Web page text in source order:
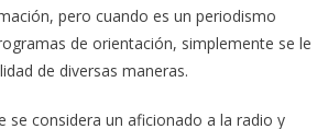
pero cuando es un periodismo
de orientación, simplemente se le
de diversas maneras.
se considera un aficionado a la radio y